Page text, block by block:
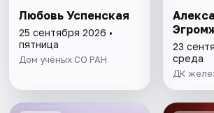
Любовь Успенская
25 сентября 2026 •
пятница
Дом учёных СО РАН
23
среда
ДК